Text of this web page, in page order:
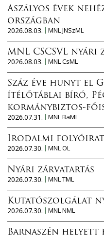
Aszályos évek
országban
2026.08.03.
MNL JNSzML
MNL CSCSVL nyári
2026.08.03.
MNL CsML
Száz éve hunyt el
ítélőtáblai bíró,
kormánybiztos-
2026.07.31.
MNL BaML
Irodalmi
2026.07.30.
MNL OL
Nyári zárvatartás
2026.07.30.
MNL TML
Kutatószolgálat
2026.07.30.
MNL NML
Barnaszén helyett